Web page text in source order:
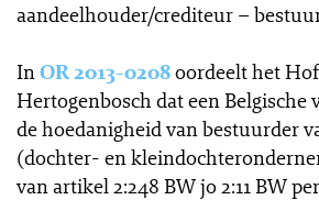
aandeelhouder/crediteur –
InOR 2013-0208oordeelt het Hof
Hertogenbosch dat een Belgische
de hoedanigheid van bestuurder
(dochter- en
van artikel 2:248 BW jo 2:11 BW